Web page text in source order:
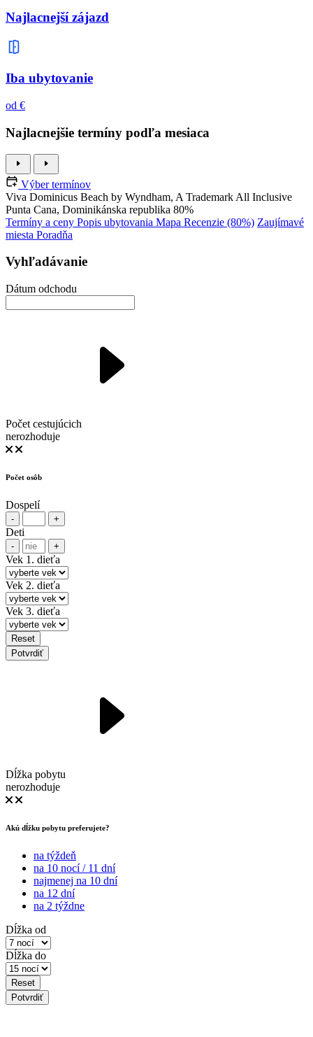
Najlacnejší zájazd
Iba ubytovanie
od €
Najlacnejšie termíny podľa mesiaca
Výber termínov
Viva Dominicus Beach by Wyndham, A Trademark All Inclusive
Punta Cana, Dominikánska republika 80%
Termíny a ceny Popis ubytovania Mapa Recenzie (80%) Zaujímavé
miesta Poradňa
Vyhľadávanie
Dátum odchodu
Počet cestujúcich
nerozhoduje
Počet osôb
Dospelí
- +
Deti
- +
Vek 1. dieťa
Vek 2. dieťa
Vek 3. dieťa
Reset
Potvrdiť
Dĺžka pobytu
nerozhoduje
Akú dĺžku pobytu preferujete?
na týždeň
na 10 nocí / 11 dní
najmenej na 10 dní
na 12 dní
na 2 týždne
Dĺžka od
Dĺžka do
Reset
Potvrdiť